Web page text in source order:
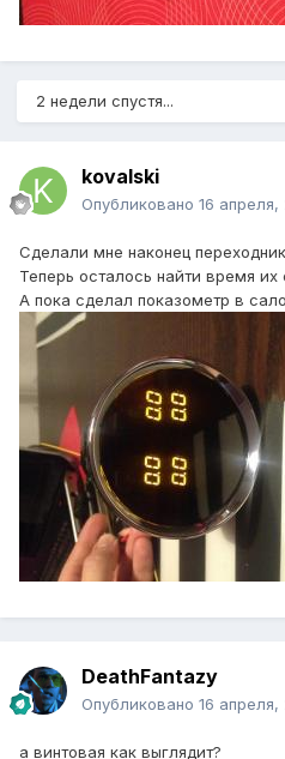
2 недели спустя...
kovalski
Опубликовано 16 апреля,
Сделали мне наконец
Теперь осталось найти время их
А пока сделал показометр в
DeathFantazy
Опубликовано 16 апреля,
а винтовая как выглядит?